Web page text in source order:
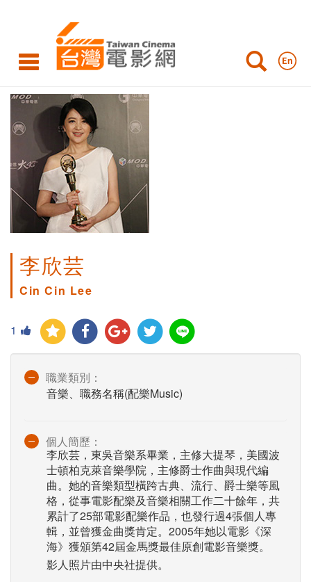
李欣芸
Cin Cin Lee
1
職業類別：
音樂、職務名稱(配樂Music)
個人簡歷：
李欣芸，東吳音樂系畢業，主修大提琴，美國波
士頓柏克萊音樂學院，主修爵士作曲與現代編
曲。她的音樂類型橫跨古典、流行、爵士樂等風
格，從事電影配樂及音樂相關工作二十餘年，共
累計了25部電影配樂作品，也發行過4張個人專
輯，並曾獲金曲獎肯定。2005年她以電影《深
海》獲頒第42屆金馬獎最佳原創電影音樂獎。
影人照片由中央社提供。